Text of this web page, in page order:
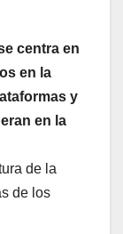
centra en
en la
y
en la
de la
de los